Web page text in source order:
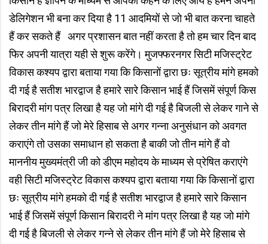
डेलिगेशन भी बना कर दिया है 11 आदमियों से जो भी बात करना चाहते
हैं कर सकते हैं अगर प्रशासन बात नहीं करता है तो हम चार दिन बाद
फिर अपनी यात्रा यही से शुरू करेंगे। मुजफ्फरनगर सिटी मजिस्ट्रेट
विकास कश्यप द्वारा बताया गया कि किसानों द्वारा छः सूत्रीय मांगे हमको
दी गई है सतीश भारद्वाज है हमारे सारे किसान भाई हैं जिसमें संपूर्ण किस
बिरादरी मांग पत्र लिखा है यह जो मांगे दी गई है बिजली से लेकर गाने से
लेकर तीन मांगे हैं जो मेरे हिसाब से अगर गन्ना अनुसंधान को अवगत
कराएंगे तो उसका समाधान हो सकता है बाकी जो तीन मांगे हैं वो
माननीय मुख्यमंत्री जी को डीएम महोदय के माध्यम से प्रेषित कराएंगे
वही सिटी मजिस्ट्रेट विकास कश्यप द्वारा बताया गया कि किसानों द्वारा
छः सूत्रीय मांगे हमको दी गई है सतीश भारद्वाज है हमारे सारे किसान
भाई हैं जिसमें संपूर्ण किसान बिरादरी ने मांग पत्र लिखा है यह जो मांगे
दी गई है बिजली से लेकर गन्ने से लेकर तीन मांगे हैं जो मेरे हिसाब से